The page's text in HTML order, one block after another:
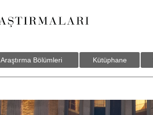
Araştırma Bölümleri Kütüphane